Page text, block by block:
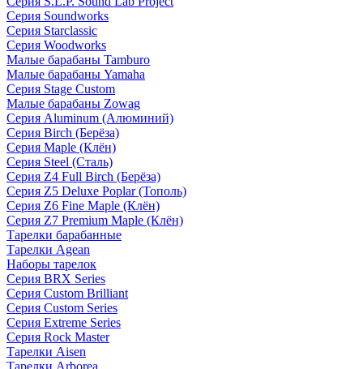
Серия Soundworks
Серия Starclassic
Серия Woodworks
Малые барабаны Tamburo
Малые барабаны Yamaha
Серия Stage Custom
Малые барабаны Zowag
Серия Aluminum (Алюминий)
Серия Birch (Берёза)
Серия Maple (Клён)
Серия Steel (Сталь)
Серия Z4 Full Birch (Берёза)
Серия Z5 Deluxe Poplar (Тополь)
Серия Z6 Fine Maple (Клён)
Серия Z7 Premium Maple (Клён)
Тарелки барабанные
Тарелки Agean
Наборы тарелок
Серия BRX Series
Серия Custom Brilliant
Серия Custom Series
Серия Extreme Series
Серия Rock Master
Тарелки Aisen
Тарелки Arborea